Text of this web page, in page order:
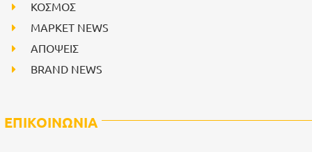
ΚΟΣΜΟΣ
ΜΑΡΚΕΤ NEWS
ΑΠΟΨΕΙΣ
BRAND NEWS
ΕΠΙΚΟΙΝΩΝΙΑ